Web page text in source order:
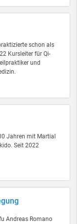
schon als
Kursleiter für Qi-
und
Jahren mit Martial
Seit 2022
Andreas Romano